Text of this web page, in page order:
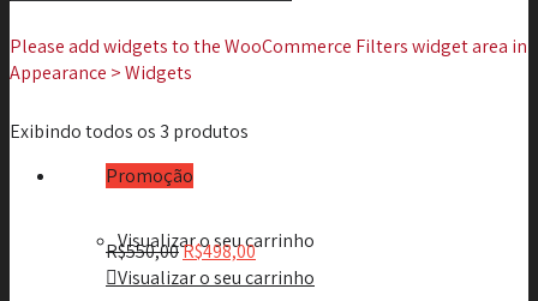
Visualizar o seu carrinho
Please add widgets to the WooCommerce Filters widget area in
Appearance > Widgets
Exibindo todos os 3 produtos
Promoção
R$550,00R$498,00
Visualizar o seu carrinho